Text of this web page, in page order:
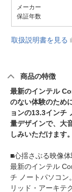
メーカー
保証年数
取扱説明書を見る
商品の特徴
最新のインテル
のない体験のため
ョンの13.3インチ
量デザインで、大
しみいただけます。
■心揺さぶる映像体
最新のインテル
チ ノートパソコン
リッド・アーキテ